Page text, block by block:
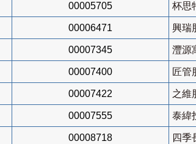
00005705 杯思
00006471 興瑞
00007345 灃源
00007400 匠管
00007422 之維
00007555 泰緯
00008718 四季